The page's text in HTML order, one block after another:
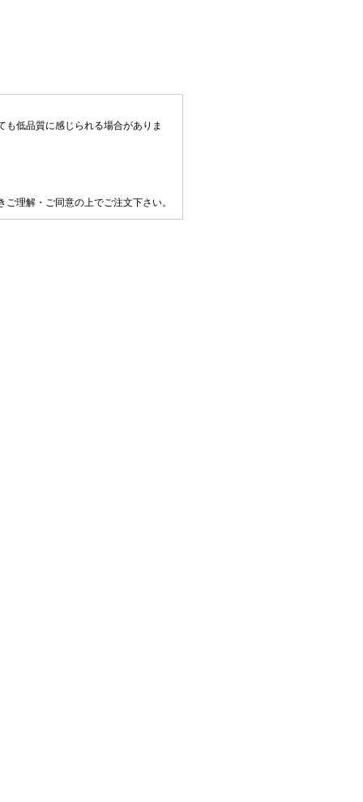
低品質に感じられる場合がありま
理解・ご同意の上でご注文下さい。